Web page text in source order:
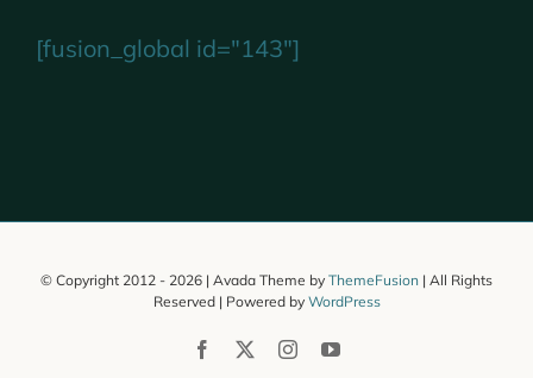
[fusion_global id="143"]
© Copyright 2012 - 2026 | Avada Theme by ThemeFusion | All Rights
Reserved | Powered by WordPress
Facebook InstagramYouTube